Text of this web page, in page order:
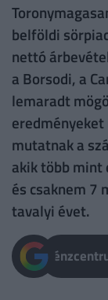
belföldi
nettó
a Borsodi, a
lemaradt
mutatnak a
akik több mint
és csaknem 7
tavalyi évet.